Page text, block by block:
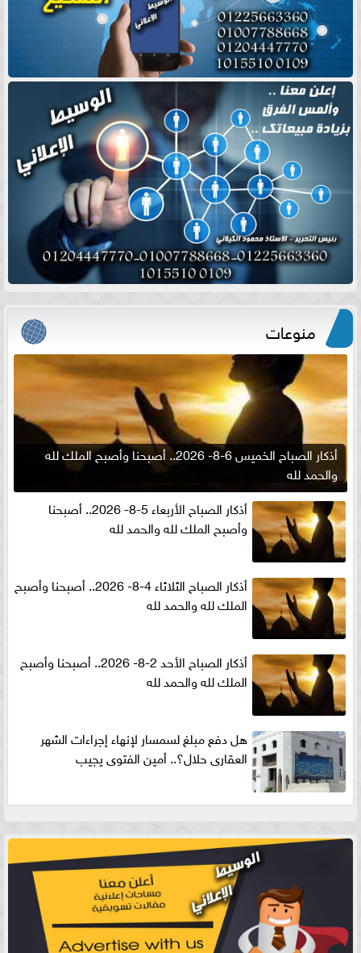
منوعات
أذكار الصباح الخميس 6-8- 2026.. أصبحنا وأصبح الملك لله
والحمد لله
أذكار الصباح الأربعاء 5-8- 2026.. أصبحنا
وأصبح الملك لله والحمد لله
أذكار الصباح الثلاثاء 4-8- 2026.. أصبحنا وأصبح
الملك لله والحمد لله
أذكار الصباح الأحد 2-8- 2026.. أصبحنا وأصبح
الملك لله والحمد لله
هل دفع مبلغ لسمسار لإنهاء إجراءات الشهر
العقارى حلال؟.. أمين الفتوى يجيب